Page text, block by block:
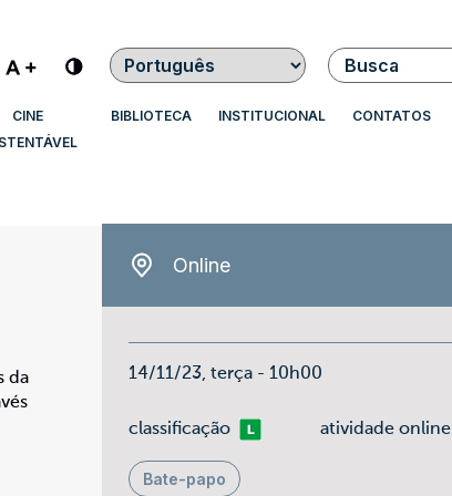
Contraste
CINE
BIBLIOTECA INSTITUCIONAL CONTATOS
da
Online
14/11/23, terça - 10h00
classificaçãoLivre atividade online
Bate-papo